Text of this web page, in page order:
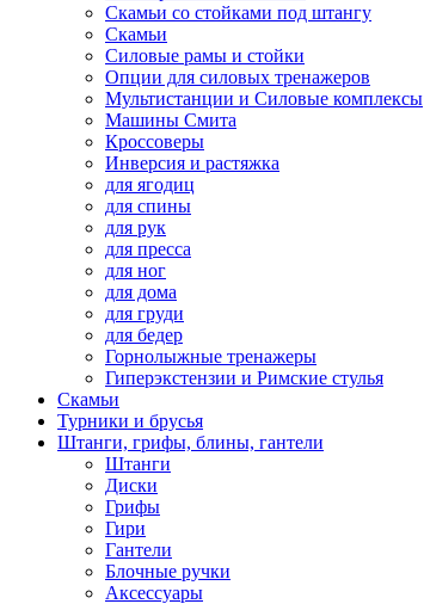
Скамьи со стойками под штангу
Скамьи
Силовые рамы и стойки
Опции для силовых тренажеров
Мультистанции и Силовые комплексы
Машины Смита
Кроссоверы
Инверсия и растяжка
для ягодиц
для спины
для рук
для пресса
для ног
для дома
для груди
для бедер
Горнолыжные тренажеры
Гиперэкстензии и Римские стулья
Скамьи
Турники и брусья
Штанги, грифы, блины, гантели
Штанги
Диски
Грифы
Гири
Гантели
Блочные ручки
Аксессуары